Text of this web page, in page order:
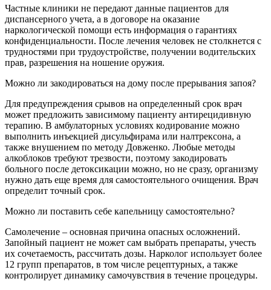
Частные клиники не передают данные пациентов для
диспансерного учета, а в договоре на оказание
наркологической помощи есть информация о гарантиях
конфиденциальности. После лечения человек не столкнется с
трудностями при трудоустройстве, получении водительских
прав, разрешения на ношение оружия.
Можно ли закодироваться на дому после прерывания запоя?
Для предупреждения срывов на определенный срок врач
может предложить зависимому пациенту антирецидивную
терапию. В амбулаторных условиях кодирование можно
выполнить инъекцией дисульфирама или налтрексона, а
также внушением по методу Довженко. Любые методы
алкоблоков требуют трезвости, поэтому закодировать
больного после детоксикации можно, но не сразу, организму
нужно дать еще время для самостоятельного очищения. Врач
определит точный срок.
Можно ли поставить себе капельницу самостоятельно?
Самолечение – основная причина опасных осложнений.
Запойный пациент не может сам выбрать препараты, учесть
их сочетаемость, рассчитать дозы. Нарколог использует более
12 групп препаратов, в том числе рецептурных, а также
контролирует динамику самочувствия в течение процедуры.